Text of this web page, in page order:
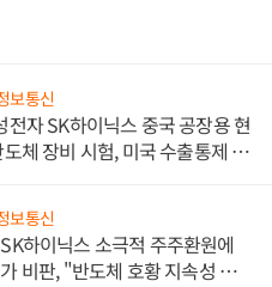
보통신
전자 SK하이닉스 중국 공장용 현
체 장비 시험, 미국 수출통제 대
보통신
하이닉스 소극적 주주환원에
비판, "반도체 호황 지속성 의